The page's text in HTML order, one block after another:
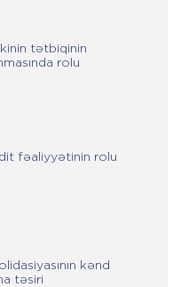
tətbiqinin
rolu
fəaliyyətinin rolu
kənd
təsiri